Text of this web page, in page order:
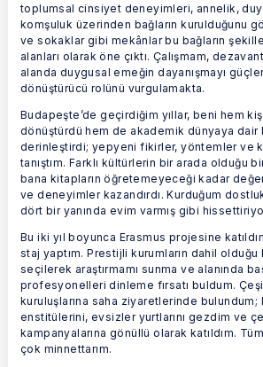
toplumsal cinsiyet deneyimleri, annelik,
komşuluk üzerinden bağların kurulduğunu
ve sokaklar gibi mekânlar bu bağların
alanları olarak öne çıktı. Çalışmam,
alanda duygusal emeğin dayanışmayı
dönüştürücü rolünü vurgulamakta.
Budapeşte’de geçirdiğim yıllar, beni hem
dönüştürdü hem de akademik dünyaya dair
derinleştirdi; yepyeni fikirler, yöntemler ve
tanıştım. Farklı kültürlerin bir arada olduğu
bana kitapların öğretemeyeceği kadar
ve deneyimler kazandırdı. Kurduğum
dört bir yanında evim varmış gibi
Bu iki yıl boyunca Erasmus projesine
staj yaptım. Prestijli kurumların dahil olduğu
seçilerek araştırmamı sunma ve alanında
profesyonelleri dinleme fırsatı buldum.
kuruluşlarına saha ziyaretlerinde bulundum;
enstitülerini, evsizler yurtlarını gezdim ve
kampanyalarına gönüllü olarak katıldım.
çok minnettarım.